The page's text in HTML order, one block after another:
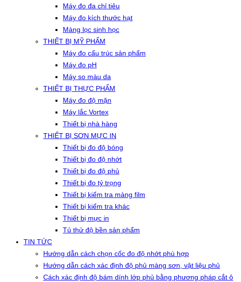
Máy đo đa chỉ tiêu
Máy đo kích thước hạt
Màng lọc sinh học
THIẾT BỊ MỸ PHẨM
Máy đo cấu trúc sản phẩm
Máy đo pH
Máy so màu da
THIẾT BỊ THỰC PHẨM
Máy đo độ mặn
Máy lắc Vortex
Thiết bị nhà hàng
THIẾT BỊ SƠN MỰC IN
Thiết bị đo độ bóng
Thiết bị đo độ nhớt
Thiết bị đo độ phủ
Thiết bị đo tỷ trọng
Thiết bị kiểm tra màng film
Thiết bị kiểm tra khác
Thiết bị mực in
Tủ thử độ bền sản phẩm
TIN TỨC
Hướng dẫn cách chọn cốc đo độ nhớt phù hợp
Hướng dẫn cách xác định độ phủ màng sơn, vật liệu phủ
Cách xác định độ bám dính lớp phủ bằng phương pháp cắt ô